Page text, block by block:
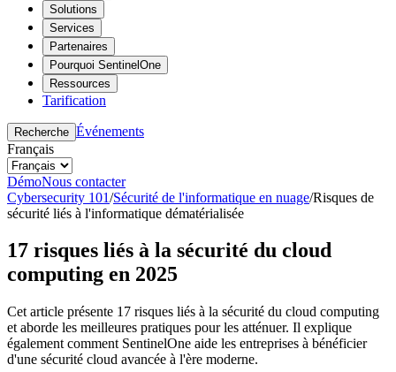
Solutions
Services
Partenaires
Pourquoi SentinelOne
Ressources
Tarification
Recherche Événements
Français
DémoNous contacter
Cybersecurity 101/Sécurité de l'informatique en nuage/Risques de
sécurité liés à l'informatique dématérialisée
17 risques liés à la sécurité du cloud
computing en 2025
Cet article présente 17 risques liés à la sécurité du cloud computing
et aborde les meilleures pratiques pour les atténuer. Il explique
également comment SentinelOne aide les entreprises à bénéficier
d'une sécurité cloud avancée à l'ère moderne.